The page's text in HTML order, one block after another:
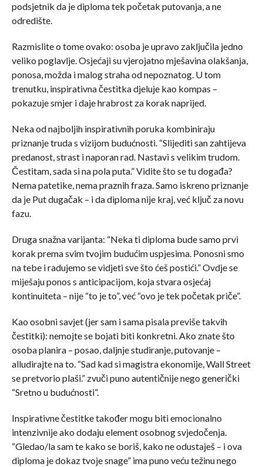
podsjetnik da je diploma tek početak putovanja, a ne
odredište.
Razmislite o tome ovako: osoba je upravo zaključila jedno
veliko poglavlje. Osjećaji su vjerojatno mješavina olakšanja,
ponosa, možda i malog straha od nepoznatog. U tom
trenutku, inspirativna čestitka djeluje kao kompas –
pokazuje smjer i daje hrabrost za korak naprijed.
Neka od najboljih inspirativnih poruka kombiniraju
priznanje truda s vizijom budućnosti. “Slijediti san zahtijeva
predanost, strast i naporan rad. Nastavi s velikim trudom.
Čestitam, sada si na pola puta.” Vidite što se tu događa?
Nema patetike, nema praznih fraza. Samo iskreno priznanje
da je Put dugačak – i da diploma nije kraj, već ključ za novu
fazu.
Druga snažna varijanta: “Neka ti diploma bude samo prvi
korak prema svim tvojim budućim uspjesima. Ponosni smo
na tebe i radujemo se vidjeti sve što ćeš postići.” Ovdje se
miješaju ponos s anticipacijom, koja stvara osjećaj
kontinuiteta – nije “to je to”, već “ovo je tek početak priče”.
Kao osobni savjet (jer sam i sama pisala previše takvih
čestitki): nemojte se bojati biti konkretni. Ako znate što
osoba planira – posao, daljnje studiranje, putovanje –
alludirajte na to. “Sad kad si magistra ekonomije, Wall Street
se pretvorio plaši.” zvuči puno autentičnije nego generički
“Sretno u budućnosti”.
Inspirativne čestitke također mogu biti emocionalno
intenzivnije ako dodaju element osobnog svjedočenja.
“Gledao/la sam te kako se boriš, kako ne odustaješ – i ova
diploma je dokaz tvoje snage” ima puno veću težinu nego